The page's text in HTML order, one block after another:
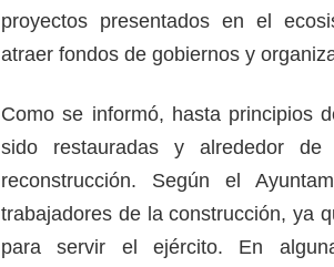
proyectos presentados en el
atraer fondos de gobiernos y
Como se informó, hasta principios
sido restauradas y alrededor
reconstrucción. Según el
trabajadores de la construcción, ya
para servir el ejército. En